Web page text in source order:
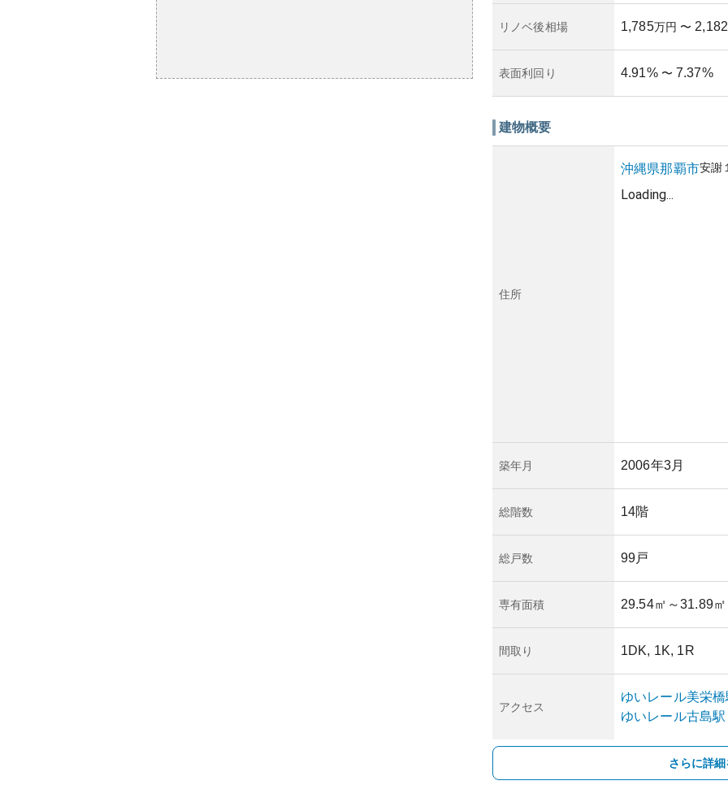
リノベ後相場 1,785万円 〜 2,182
表面利回り 4.91% 〜 7.37%
建物概要
住所
沖縄県那覇市安謝
Loading...
築年月 2006年3月
総階数 14階
総戸数 99戸
専有面積 29.54㎡ ～31.89㎡
間取り 1DK, 1K, 1R
アクセス
ゆいレール美栄橋
ゆいレール古島駅
さらに詳